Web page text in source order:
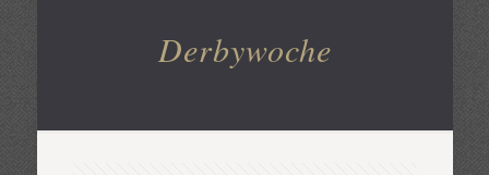
Derbywoche